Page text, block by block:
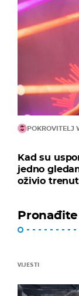
POKROVITELJ
Kad su
jedno
oživio
VIJESTI